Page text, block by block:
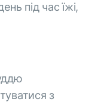
під час їжі,
з